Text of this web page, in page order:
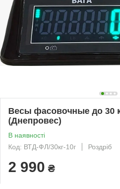
Весы фасовочные до 30
(Днепровес)
В наявності
Код: ВТД-ФЛ/30кг-10г
Роздріб
2 990 ₴